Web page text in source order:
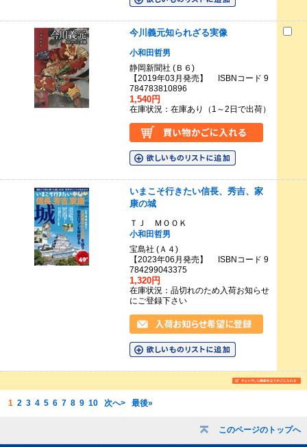
このページのトップへ
今川義元知られざる実像
小和田哲男
静岡新聞社 (Ｂ６)
【2019年03月発売】 ISBNコード 9
784783810896
1,540円
在庫状況：在庫あり（1～2日で出荷）
いまこそ行きたい信長、秀吉、家
康の城
ＴＪ ＭＯＯＫ
小和田哲男
宝島社 (Ａ４)
【2023年06月発売】 ISBNコード 9
784299043375
1,320円
在庫状況：品切れのため入荷お知らせ
にご登録下さい
1 2 3 4 5 6 7 8 9 10 次へ> 最後»